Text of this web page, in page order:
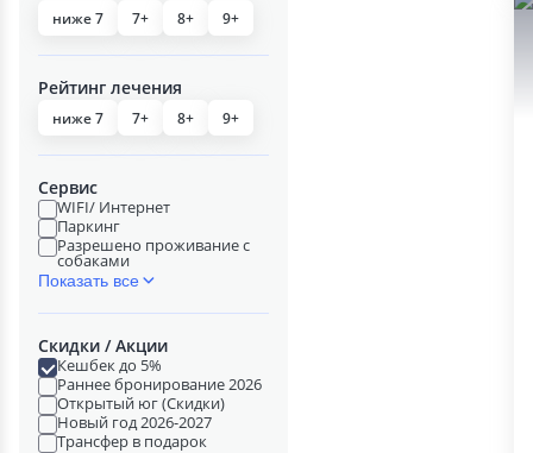
ниже 7 7+ 8+ 9+
Рейтинг лечения
ниже 7 7+ 8+ 9+
Сервис
WIFI/ Интернет
Паркинг
Разрешено проживание с
собаками
Показать все
Скидки / Акции
Кешбек до 5%
Раннее бронирование 2026
Открытый юг (Скидки)
Новый год 2026-2027
Трансфер в подарок